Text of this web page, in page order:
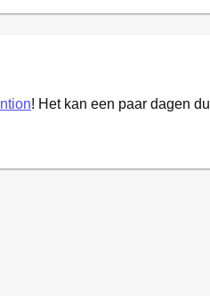
! Het kan een paar dagen